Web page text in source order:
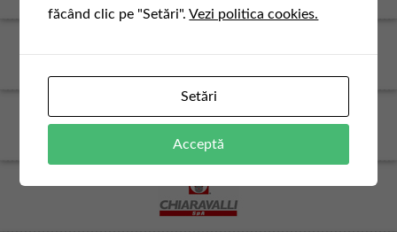
făcând clic pe "Setări".Vezi politica cookies.
Setări
Acceptă